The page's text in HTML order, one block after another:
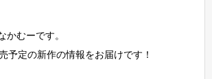
かむーです。
予定の新作の情報をお届けです！